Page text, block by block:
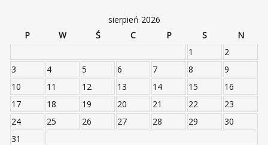
sierpień 2026
P
W Ś C P S
N
1
2
3
4 5 6 7 8
9
10
11 12 13 14 15
16
17
18 19 20 21 22
23
24
25 26 27 28 29
30
31